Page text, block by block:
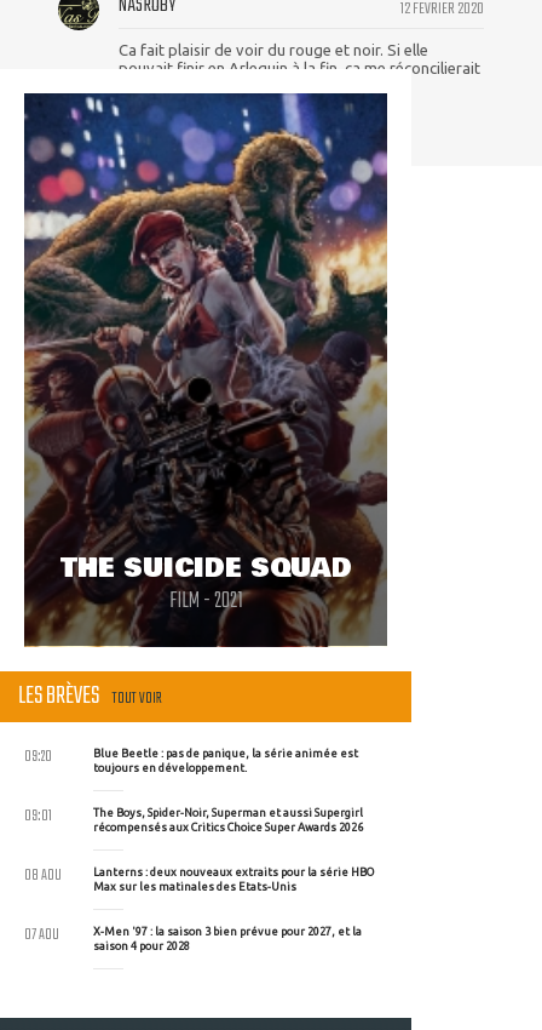
12 FEVRIER 2020
Ca fait plaisir de voir du rouge et noir. Si elle
pouvait finir en Arlequin à la fin, ça me réconcilierait
THE SUICIDE SQUAD
FILM - 2021
LES BRÈVES TOUT VOIR
Blue Beetle : pas de panique, la série animée est
toujours en développement.
09:20
The Boys, Spider-Noir, Superman et aussi Supergirl
récompensés aux Critics Choice Super Awards 2026
09:01
Lanterns : deux nouveaux extraits pour la série HBO
Max sur les matinales des Etats-Unis
08 AOU
X-Men '97 : la saison 3 bien prévue pour 2027, et la
saison 4 pour 2028
07 AOU